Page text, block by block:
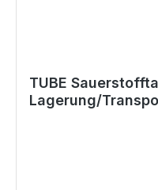
TUBE
Lagerung/